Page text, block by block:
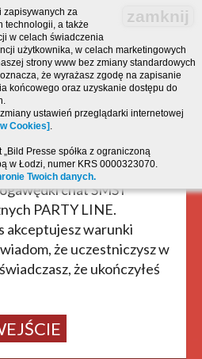
zamknij
zapisywanych za
technologii, a także
w celach świadczenia
użytkownika, w celach marketingowych
strony www bez zmiany standardowych
że wyrażasz zgodę na zapisanie
końcowego oraz uzyskanie dostępu do
ustawień przeglądarki internetowej
Cookies] .
Presse spółka z ograniczoną
w Łodzi, numer KRS 0000323070.
Twoich danych.
o charakterze
dla osób, które
serwis ma
chat SMS i
PARTY LINE.
akceptujesz warunki
że uczestniczysz w
że ukończyłeś